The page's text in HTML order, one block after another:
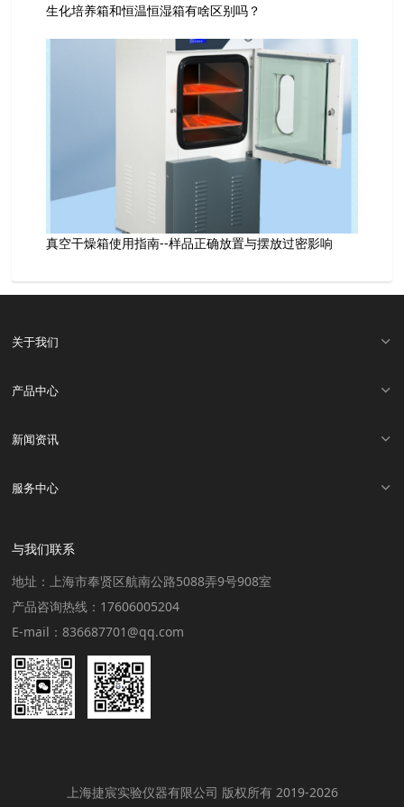
生化培养箱和恒温恒湿箱有啥区别吗？
真空干燥箱使用指南--样品正确放置与摆放过密影响
关于我们
产品中心
新闻资讯
服务中心
与我们联系
地址：上海市奉贤区航南公路5088弄9号908室
产品咨询热线：17606005204
E-mail：836687701@qq.com
上海捷宸实验仪器有限公司 版权所有 2019-2026